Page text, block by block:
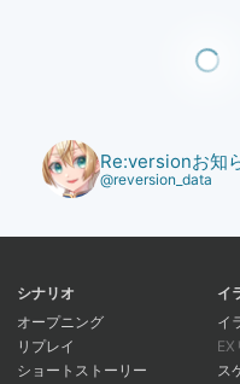
Re:versionお知
@reversion_data
シナリオ
オープニング
リプレイ
ショートストーリー
イ
イ
EX
ス